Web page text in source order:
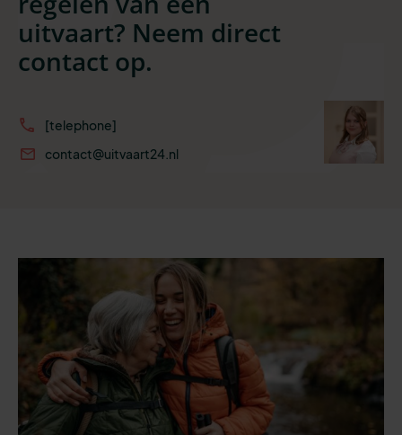
uitvaart? Neem direct
contact op.
[telephone]
contact@uitvaart24.nl